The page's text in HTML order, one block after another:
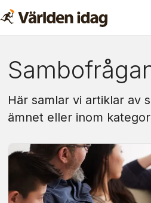
Om:
sambofrågan
Här samlar vi artiklar av
ämnet eller inom